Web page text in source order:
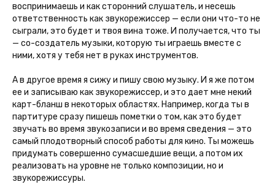
воспринимаешь и как сторонний слушатель, и несешь
ответственность как звукорежиссер — если они что-то не
сыграли, это будет и твоя вина тоже. И получается, что ты
— со-создатель музыки, которую ты играешь вместе с
ними, хотя у тебя нет в руках инструментов.
А в другое время я сижу и пишу свою музыку. И я же потом
ее и записываю как звукорежиссер, и это дает мне некий
карт-бланш в некоторых областях. Например, когда ты в
партитуре сразу пишешь пометки о том, как это будет
звучать во время звукозаписи и во время сведения — это
самый плодотворный способ работы для кино. Ты можешь
придумать совершенно сумасшедшие вещи, а потом их
реализовать на уровне не только композиции, но и
звукорежиссуры.